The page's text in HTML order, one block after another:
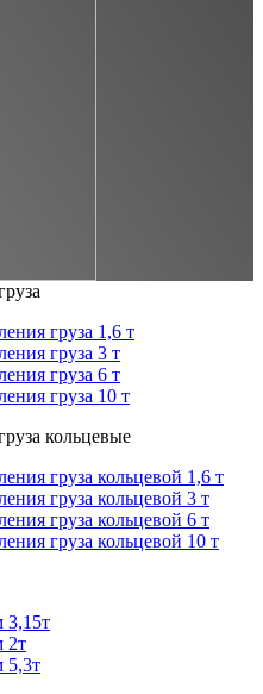
груза 1,6 т
груза 3 т
груза 6 т
груза 10 т
кольцевые
груза кольцевой 1,6 т
груза кольцевой 3 т
груза кольцевой 6 т
груза кольцевой 10 т
3,15т
2т
5,3т